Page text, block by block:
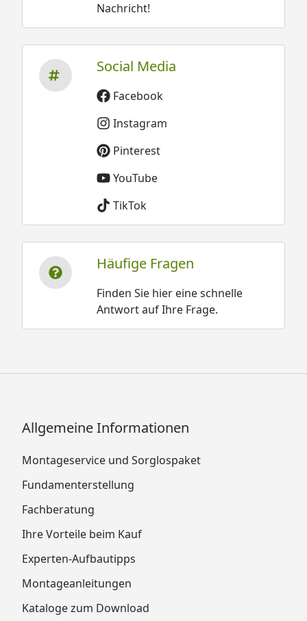
Nachricht!
Social Media
Facebook
Instagram
Pinterest
YouTube
TikTok
Häufige Fragen
Finden Sie hier eine schnelle
Antwort auf Ihre Frage.
Allgemeine Informationen
Montageservice und Sorglospaket
Fundamenterstellung
Fachberatung
Ihre Vorteile beim Kauf
Experten-Aufbautipps
Montageanleitungen
Kataloge zum Download